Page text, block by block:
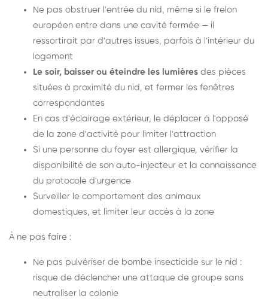
Ne pas obstruer l'entrée du nid, même si le frelon
européen entre dans une cavité fermée — il
ressortirait par d'autres issues, parfois à l'intérieur du
logement
Le soir, baisser ou éteindre les lumières des pièces
situées à proximité du nid, et fermer les fenêtres
correspondantes
En cas d'éclairage extérieur, le déplacer à l'opposé
de la zone d'activité pour limiter l'attraction
Si une personne du foyer est allergique, vérifier la
disponibilité de son auto-injecteur et la connaissance
du protocole d'urgence
Surveiller le comportement des animaux
domestiques, et limiter leur accès à la zone
À ne pas faire :
Ne pas pulvériser de bombe insecticide sur le nid :
risque de déclencher une attaque de groupe sans
neutraliser la colonie